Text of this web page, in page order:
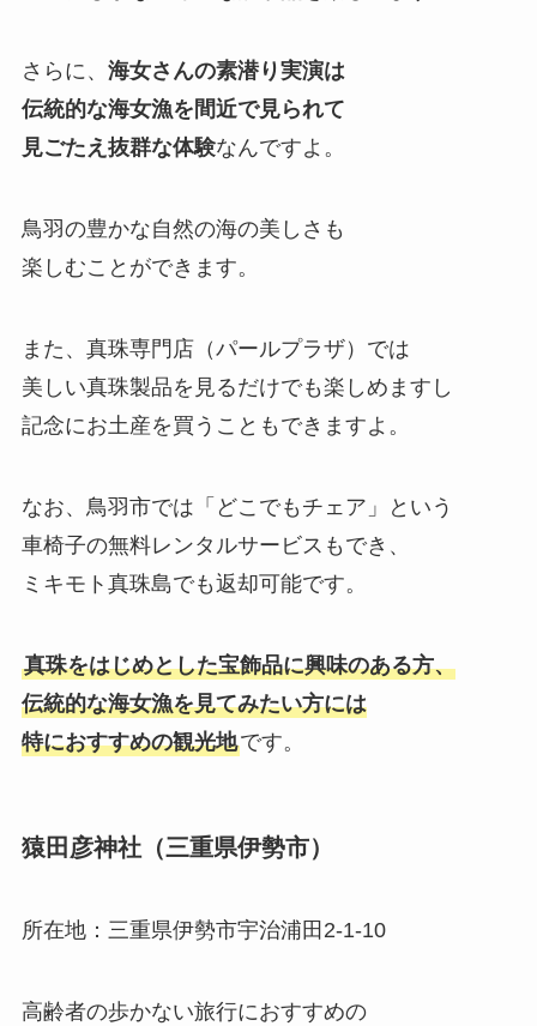
さらに、 海女さんの素潜り実演は
伝統的な海女漁を間近で見られて
見ごたえ抜群な体験なんですよ。
鳥羽の豊かな自然の海の美しさも
楽しむことができます。
また、真珠専門店（パールプラザ）では
美しい真珠製品を見るだけでも楽しめますし
記念にお土産を買うこともできますよ。
なお、鳥羽市では「どこでもチェア」という
車椅子の無料レンタルサービスもでき、
ミキモト真珠島でも返却可能です。
真珠をはじめとした宝飾品に興味のある方、
伝統的な海女漁を見てみたい方には
特におすすめの観光地です。
猿田彦神社（三重県伊勢市）
所在地：三重県伊勢市宇治浦田2-1-10
高齢者の歩かない旅行におすすめの